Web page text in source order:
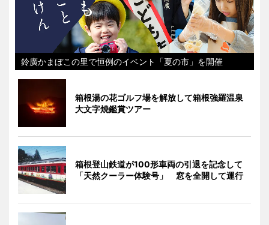
鈴廣かまぼこの里で恒例のイベント「夏の市」を開催
箱根湯の花ゴルフ場を解放して箱根強羅温泉
大文字焼鑑賞ツアー
箱根登山鉄道が100形車両の引退を記念して
「天然クーラー体験号」 窓を全開して運行